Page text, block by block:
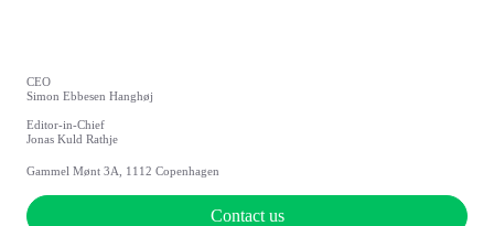
CEO
Simon Ebbesen Hanghøj
Editor-in-Chief
Jonas Kuld Rathje
Gammel Mønt 3A, 1112 Copenhagen
Contact us